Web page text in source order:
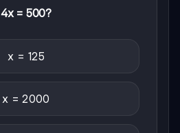
4x = 500?
x = 125
x = 2000